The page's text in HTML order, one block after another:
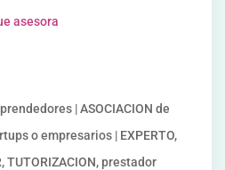
asesora
| ASOCIACION de
o empresarios | EXPERTO,
TUTORIZACION, prestador